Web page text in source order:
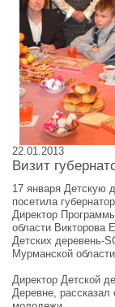
22.01.2013
Визит
17 января Детскую
посетила
Директор
области Викторова
Детских деревень-
Мурманской
Директор Детской
Деревне, рассказал